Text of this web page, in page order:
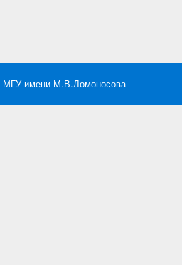
МГУ имени М.В.Ломоносова